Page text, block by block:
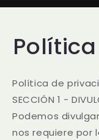
Política de
SECCIÓN 1 -
Podemos
nos requiere por